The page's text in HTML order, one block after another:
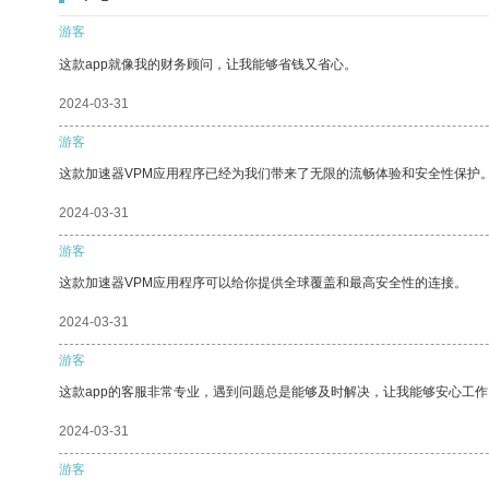
游客
这款app就像我的财务顾问，让我能够省钱又省心。
2024-03-31
游客
这款加速器VPM应用程序已经为我们带来了无限的流畅体验和安全性保护
2024-03-31
游客
这款加速器VPM应用程序可以给你提供全球覆盖和最高安全性的连接。
2024-03-31
游客
这款app的客服非常专业，遇到问题总是能够及时解决，让我能够安心工
2024-03-31
游客